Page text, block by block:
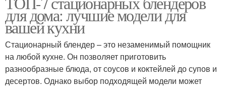
для дома: лучшие модели для
вашей кухни
Стационарный блендер – это незаменимый помощник
на любой кухне. Он позволяет приготовить
разнообразные блюда, от соусов и коктейлей до супов и
десертов. Однако выбор подходящей модели может